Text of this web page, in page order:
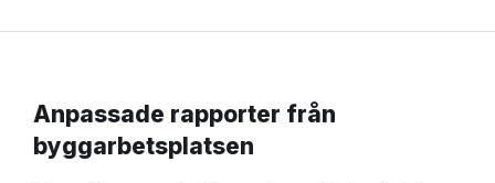
Anpassade rapporter från
byggarbetsplatsen